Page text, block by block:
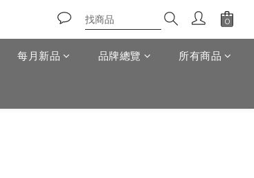
每月新品 品牌總覽 所有商品